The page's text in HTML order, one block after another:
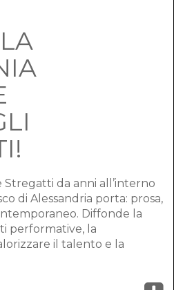
Stregatti da anni all’interno
di Alessandria porta: prosa,
Diffonde la
performative, la
il talento e la